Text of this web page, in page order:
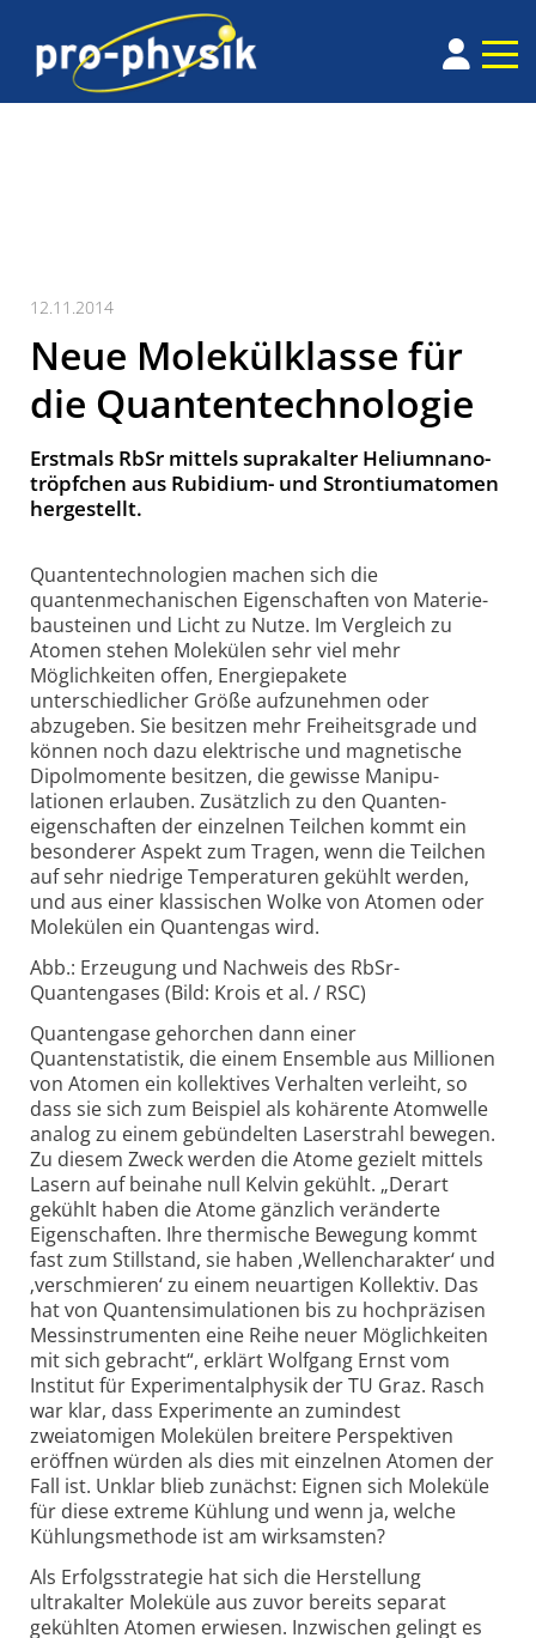
12.11.2014
Neue Molekülklasse für
die Quantentechnologie
Erstmals RbSr mittels supra­kalter Helium­nano­
tröpf­chen aus Rubidium- und Stron­tium­atomen
her­gestellt.
Quantentechnologien machen sich die
quantenmechanischen Eigenschaften von Materie­
bausteinen und Licht zu Nutze. Im Vergleich zu
Atomen stehen Molekülen sehr viel mehr
Möglichkeiten offen, Energie­pakete
unterschiedlicher Größe aufzunehmen oder
abzugeben. Sie besitzen mehr Freiheitsgrade und
können noch dazu elektrische und magnetische
Dipol­momente besitzen, die gewisse Manipu­
lationen erlauben. Zusätzlich zu den Quanten­
eigenschaften der einzelnen Teilchen kommt ein
besonderer Aspekt zum Tragen, wenn die Teilchen
auf sehr niedrige Tempera­turen gekühlt werden,
und aus einer klassischen Wolke von Atomen oder
Molekülen ein Quantengas wird.
Abb.: Erzeugung und Nachweis des RbSr-
Quantengases (Bild: Krois et al. / RSC)
Quantengase gehorchen dann einer
Quantenstatistik, die einem Ensemble aus Millionen
von Atomen ein kollektives Verhalten verleiht, so
dass sie sich zum Beispiel als kohärente Atomwelle
analog zu einem gebündelten Laser­strahl bewegen.
Zu diesem Zweck werden die Atome gezielt mittels
Lasern auf beinahe null Kelvin gekühlt. „Derart
gekühlt haben die Atome gänzlich veränderte
Eigenschaften. Ihre thermische Bewegung kommt
fast zum Stillstand, sie haben ‚Wellen­charakter‘ und
‚verschmieren‘ zu einem neuartigen Kollektiv. Das
hat von Quantensimulationen bis zu hochpräzisen
Mess­instrumenten eine Reihe neuer Möglichkeiten
mit sich gebracht“, erklärt Wolfgang Ernst vom
Institut für Experi­mental­physik der TU Graz. Rasch
war klar, dass Experimente an zumindest
zweiatomigen Molekülen breitere Perspektiven
eröffnen würden als dies mit einzelnen Atomen der
Fall ist. Unklar blieb zunächst: Eignen sich Moleküle
für diese extreme Kühlung und wenn ja, welche
Kühlungs­methode ist am wirksamsten?
Als Erfolgsstrategie hat sich die Herstellung
ultrakalter Moleküle aus zuvor bereits separat
gekühlten Atomen erwiesen. Inzwischen gelingt es